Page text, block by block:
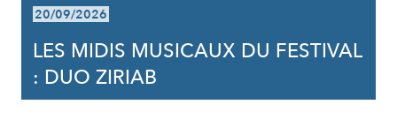
20/09/2026
LES MIDIS MUSICAUX DU FESTIVAL
: DUO ZIRIAB